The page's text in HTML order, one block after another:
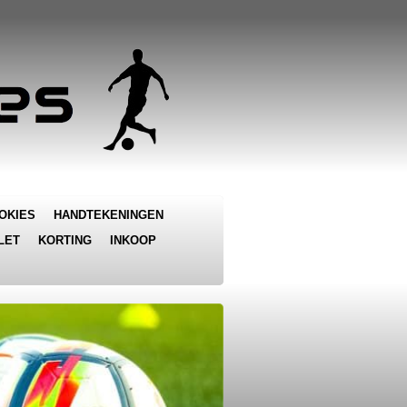
HANDTEKENINGEN
KORTING INKOOP